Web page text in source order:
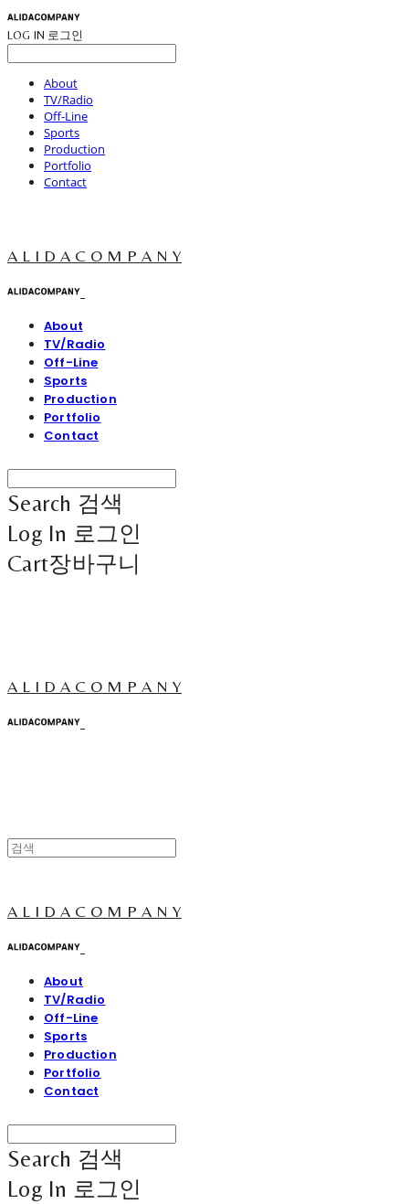
LOG IN 로그인
About
TV/Radio
Off-Line
Sports
Production
Portfolio
Contact
A L I D A C O M P A N Y
About
TV/Radio
Off-Line
Sports
Production
Portfolio
Contact
Search 검색
Log In 로그인
Cart장바구니
A L I D A C O M P A N Y
A L I D A C O M P A N Y
About
TV/Radio
Off-Line
Sports
Production
Portfolio
Contact
Search 검색
Log In 로그인